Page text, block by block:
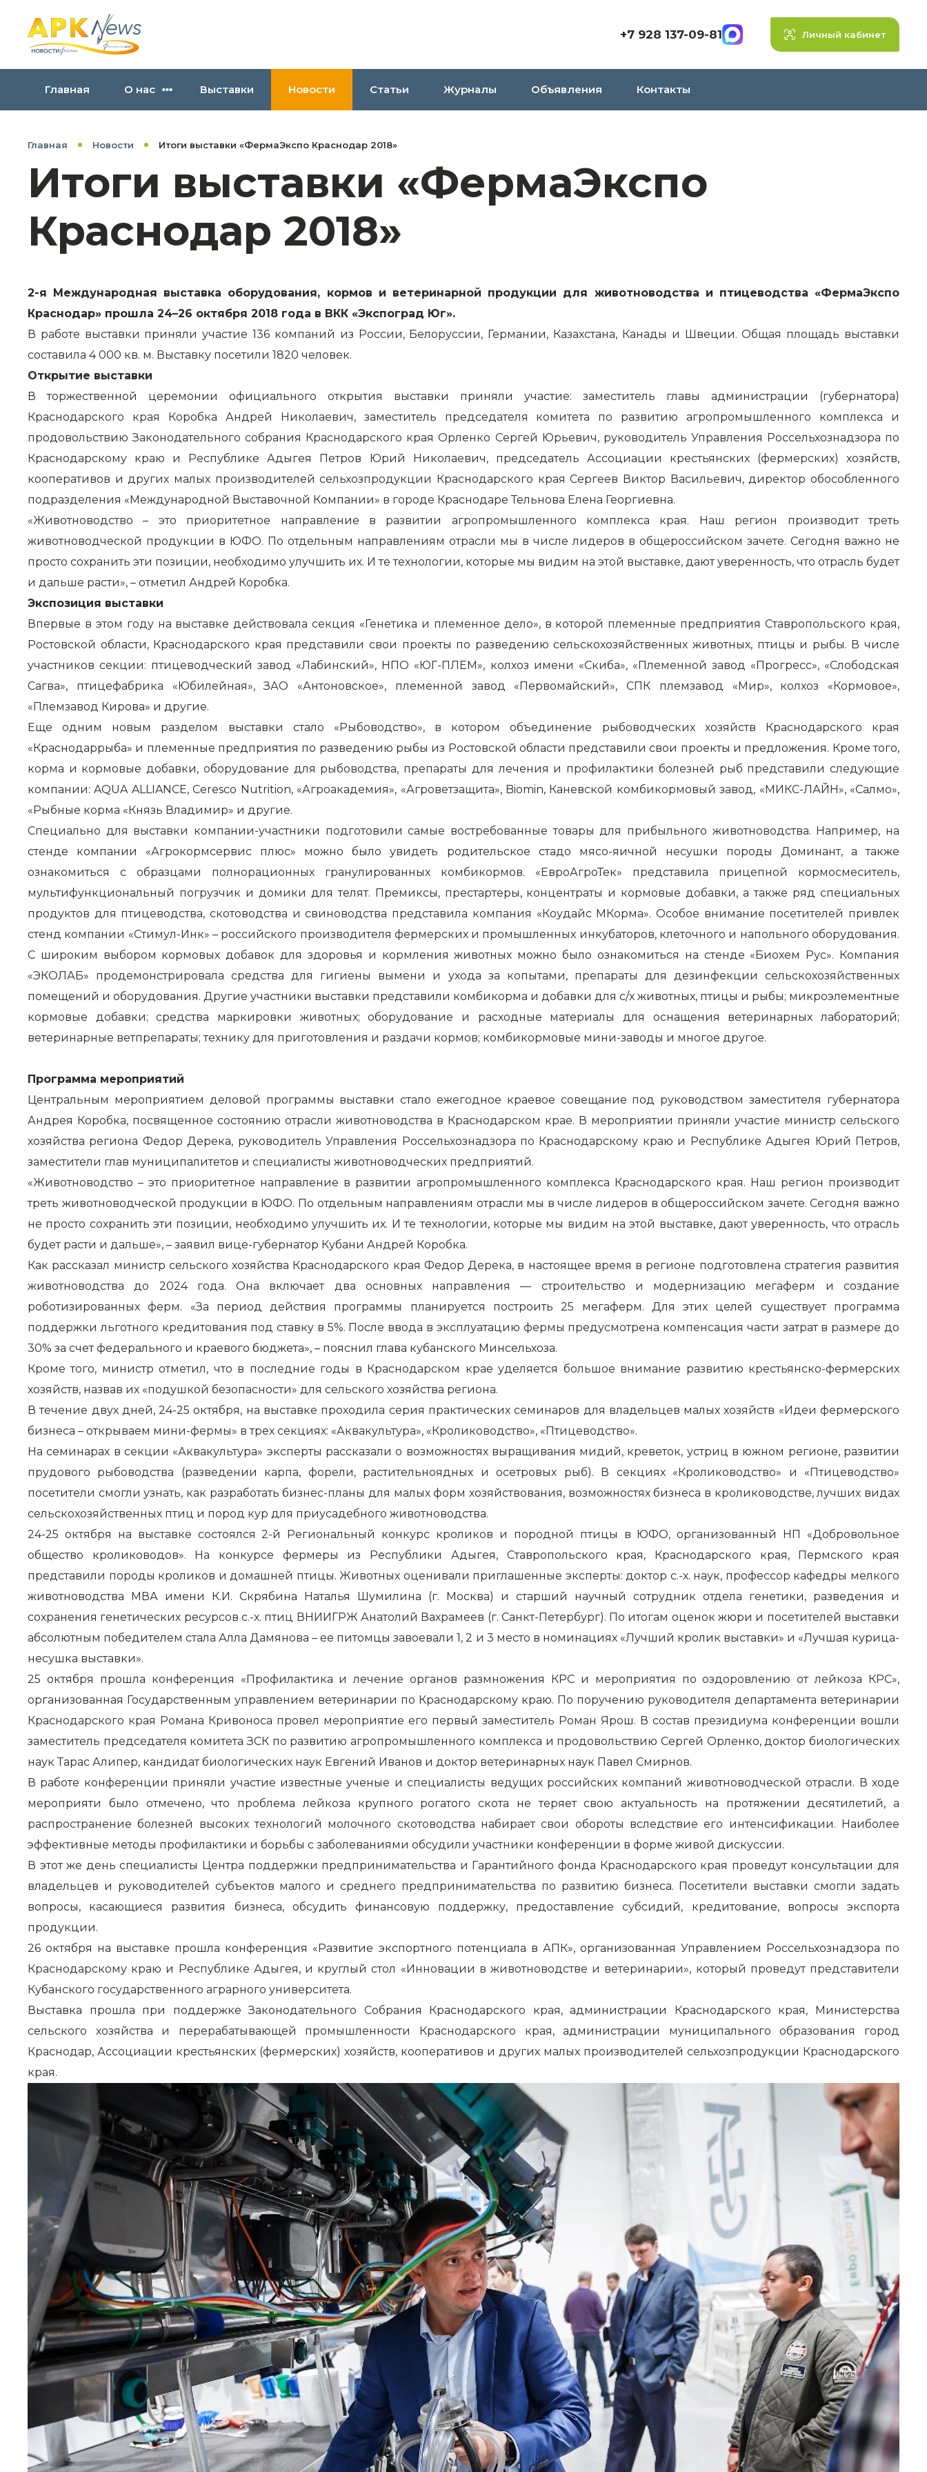
+7 928 137-09-81 Личный кабинет
Главная О нас Выставки Новости Статьи Журналы Объявления Контакты
Главная Новости Итоги выставки «ФермаЭкспо Краснодар 2018»
Итоги выставки «ФермаЭкспо
Краснодар 2018»
2-я Международная выставка оборудования, кормов и ветеринарной продукции для животноводства и птицеводства «ФермаЭкспо
Краснодар» прошла 24–26 октября 2018 года в ВКК «Экспоград Юг».
В работе выставки приняли участие 136 компаний из России, Белоруссии, Германии, Казахстана, Канады и Швеции. Общая площадь выставки
составила 4 000 кв. м. Выставку посетили 1820 человек.
Открытие выставки
В торжественной церемонии официального открытия выставки приняли участие: заместитель главы администрации (губернатора)
Краснодарского края Коробка Андрей Николаевич, заместитель председателя комитета по развитию агропромышленного комплекса и
продовольствию Законодательного собрания Краснодарского края Орленко Сергей Юрьевич, руководитель Управления Россельхознадзора по
Краснодарскому краю и Республике Адыгея Петров Юрий Николаевич, председатель Ассоциации крестьянских (фермерских) хозяйств,
кооперативов и других малых производителей сельхозпродукции Краснодарского края Сергеев Виктор Васильевич, директор обособленного
подразделения «Международной Выставочной Компании» в городе Краснодаре Тельнова Елена Георгиевна.
«Животноводство – это приоритетное направление в развитии агропромышленного комплекса края. Наш регион производит треть
животноводческой продукции в ЮФО. По отдельным направлениям отрасли мы в числе лидеров в общероссийском зачете. Сегодня важно не
просто сохранить эти позиции, необходимо улучшить их. И те технологии, которые мы видим на этой выставке, дают уверенность, что отрасль будет
и дальше расти», – отметил Андрей Коробка.
Экспозиция выставки
Впервые в этом году на выставке действовала секция «Генетика и племенное дело», в которой племенные предприятия Ставропольского края,
Ростовской области, Краснодарского края представили свои проекты по разведению сельскохозяйственных животных, птицы и рыбы. В числе
участников секции: птицеводческий завод «Лабинский», НПО «ЮГ-ПЛЕМ», колхоз имени «Скиба», «Племенной завод «Прогресс», «Слободская
Сагва», птицефабрика «Юбилейная», ЗАО «Антоновское», племенной завод «Первомайский», СПК племзавод «Мир», колхоз «Кормовое»,
«Племзавод Кирова» и другие.
Еще одним новым разделом выставки стало «Рыбоводство», в котором объединение рыбоводческих хозяйств Краснодарского края
«Краснодаррыба» и племенные предприятия по разведению рыбы из Ростовской области представили свои проекты и предложения. Кроме того,
корма и кормовые добавки, оборудование для рыбоводства, препараты для лечения и профилактики болезней рыб представили следующие
компании: AQUA ALLIANCE, Ceresco Nutrition, «Агроакадемия», «Агроветзащита», Biomin, Каневской комбикормовый завод, «МИКС-ЛАЙН», «Салмо»,
«Рыбные корма «Князь Владимир» и другие.
Специально для выставки компании-участники подготовили самые востребованные товары для прибыльного животноводства. Например, на
стенде компании «Агрокормсервис плюс» можно было увидеть родительское стадо мясо-яичной несушки породы Доминант, а также
ознакомиться с образцами полнорационных гранулированных комбикормов. «ЕвроАгроТек» представила прицепной кормосмеситель,
мультифункциональный погрузчик и домики для телят. Премиксы, престартеры, концентраты и кормовые добавки, а также ряд специальных
продуктов для птицеводства, скотоводства и свиноводства представила компания «Коудайс МКорма». Особое внимание посетителей привлек
стенд компании «Стимул-Инк» – российского производителя фермерских и промышленных инкубаторов, клеточного и напольного оборудования.
С широким выбором кормовых добавок для здоровья и кормления животных можно было ознакомиться на стенде «Биохем Рус». Компания
«ЭКОЛАБ» продемонстрировала средства для гигиены вымени и ухода за копытами, препараты для дезинфекции сельскохозяйственных
помещений и оборудования. Другие участники выставки представили комбикорма и добавки для с/х животных, птицы и рыбы; микроэлементные
кормовые добавки; средства маркировки животных; оборудование и расходные материалы для оснащения ветеринарных лабораторий;
ветеринарные ветпрепараты; технику для приготовления и раздачи кормов; комбикормовые мини-заводы и многое другое.
Программа мероприятий
Центральным мероприятием деловой программы выставки стало ежегодное краевое совещание под руководством заместителя губернатора
Андрея Коробка, посвященное состоянию отрасли животноводства в Краснодарском крае. В мероприятии приняли участие министр сельского
хозяйства региона Федор Дерека, руководитель Управления Россельхознадзора по Краснодарскому краю и Республике Адыгея Юрий Петров,
заместители глав муниципалитетов и специалисты животноводческих предприятий.
«Животноводство – это приоритетное направление в развитии агропромышленного комплекса Краснодарского края. Наш регион производит
треть животноводческой продукции в ЮФО. По отдельным направлениям отрасли мы в числе лидеров в общероссийском зачете. Сегодня важно
не просто сохранить эти позиции, необходимо улучшить их. И те технологии, которые мы видим на этой выставке, дают уверенность, что отрасль
будет расти и дальше», – заявил вице-губернатор Кубани Андрей Коробка.
Как рассказал министр сельского хозяйства Краснодарского края Федор Дерека, в настоящее время в регионе подготовлена стратегия развития
животноводства до 2024 года. Она включает два основных направления — строительство и модернизацию мегаферм и создание
роботизированных ферм. «За период действия программы планируется построить 25 мегаферм. Для этих целей существует программа
поддержки льготного кредитования под ставку в 5%. После ввода в эксплуатацию фермы предусмотрена компенсация части затрат в размере до
30% за счет федерального и краевого бюджета», – пояснил глава кубанского Минсельхоза.
Кроме того, министр отметил, что в последние годы в Краснодарском крае уделяется большое внимание развитию крестьянско-фермерских
хозяйств, назвав их «подушкой безопасности» для сельского хозяйства региона.
В течение двух дней, 24-25 октября, на выставке проходила серия практических семинаров для владельцев малых хозяйств «Идеи фермерского
бизнеса – открываем мини-фермы» в трех секциях: «Аквакультура», «Кролиководство», «Птицеводство».
На семинарах в секции «Аквакультура» эксперты рассказали о возможностях выращивания мидий, креветок, устриц в южном регионе, развитии
прудового рыбоводства (разведении карпа, форели, растительноядных и осетровых рыб). В секциях «Кролиководство» и «Птицеводство»
посетители смогли узнать, как разработать бизнес-планы для малых форм хозяйствования, возможностях бизнеса в кролиководстве, лучших видах
сельскохозяйственных птиц и пород кур для приусадебного животноводства.
24-25 октября на выставке состоялся 2-й Региональный конкурс кроликов и породной птицы в ЮФО, организованный НП «Добровольное
общество кролиководов». На конкурсе фермеры из Республики Адыгея, Ставропольского края, Краснодарского края, Пермского края
представили породы кроликов и домашней птицы. Животных оценивали приглашенные эксперты: доктор с.-х. наук, профессор кафедры мелкого
животноводства МВА имени К.И. Скрябина Наталья Шумилина (г. Москва) и старший научный сотрудник отдела генетики, разведения и
сохранения генетических ресурсов с.-х. птиц ВНИИГРЖ Анатолий Вахрамеев (г. Санкт-Петербург). По итогам оценок жюри и посетителей выставки
абсолютным победителем стала Алла Дамянова – ее питомцы завоевали 1, 2 и 3 место в номинациях «Лучший кролик выставки» и «Лучшая курица-
несушка выставки».
25 октября прошла конференция «Профилактика и лечение органов размножения КРС и мероприятия по оздоровлению от лейкоза КРС»,
организованная Государственным управлением ветеринарии по Краснодарскому краю. По поручению руководителя департамента ветеринарии
Краснодарского края Романа Кривоноса провел мероприятие его первый заместитель Роман Ярош. В состав президиума конференции вошли
заместитель председателя комитета ЗСК по развитию агропромышленного комплекса и продовольствию Сергей Орленко, доктор биологических
наук Тарас Алипер, кандидат биологических наук Евгений Иванов и доктор ветеринарных наук Павел Смирнов.
В работе конференции приняли участие известные ученые и специалисты ведущих российских компаний животноводческой отрасли. В ходе
мероприяти было отмечено, что проблема лейкоза крупного рогатого скота не теряет свою актуальность на протяжении десятилетий, а
распространение болезней высоких технологий молочного скотоводства набирает свои обороты вследствие его интенсификации. Наиболее
эффективные методы профилактики и борьбы с заболеваниями обсудили участники конференции в форме живой дискуссии.
В этот же день специалисты Центра поддержки предпринимательства и Гарантийного фонда Краснодарского края проведут консультации для
владельцев и руководителей субъектов малого и среднего предпринимательства по развитию бизнеса. Посетители выставки смогли задать
вопросы, касающиеся развития бизнеса, обсудить финансовую поддержку, предоставление субсидий, кредитование, вопросы экспорта
продукции.
26 октября на выставке прошла конференция «Развитие экспортного потенциала в АПК», организованная Управлением Россельхознадзора по
Краснодарскому краю и Республике Адыгея, и круглый стол «Инновации в животноводстве и ветеринарии», который проведут представители
Кубанского государственного аграрного университета.
Выставка прошла при поддержке Законодательного Собрания Краснодарского края, администрации Краснодарского края, Министерства
сельского хозяйства и перерабатывающей промышленности Краснодарского края, администрации муниципального образования город
Краснодар, Ассоциации крестьянских (фермерских) хозяйств, кооперативов и других малых производителей сельхозпродукции Краснодарского
края.